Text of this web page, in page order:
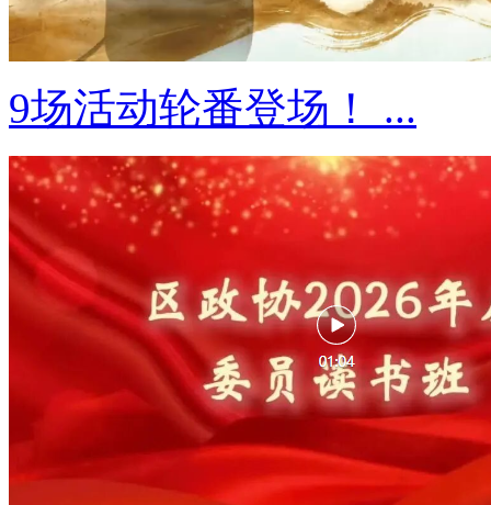
9场活动轮番登场！ ...